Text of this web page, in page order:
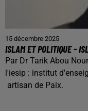
15 décembre 2025
ISLAM ET POLITIQUE -
Par Dr Tarik Abou
l'iesip : institut
artisan de Paix.